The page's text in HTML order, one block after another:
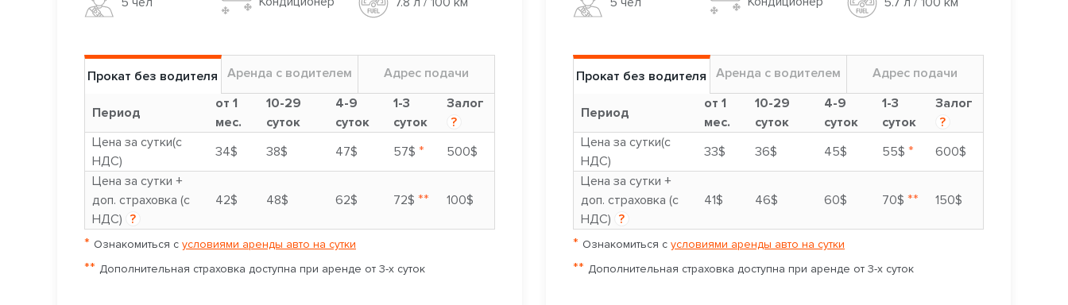
Прокат без водителя Аренда с водителем Адрес подачи
Период
от 1
мес.
10-29
суток
4-9
суток
1-3
суток
Залог
?
Цена за сутки(с
НДС)
34$ 38$ 47$ 57$ *
500$
Цена за сутки +
доп. страховка (с
НДС) ?
42$ 48$ 62$ 72$ ** 100$
* Ознакомиться с условиями аренды авто на сутки
** Дополнительная страховка доступна при аренде от 3-х суток
Прокат без водителя Аренда с водителем Адрес подачи
Период
от 1
мес.
10-29
суток
4-9
суток
1-3
суток
Залог
?
Цена за сутки(с
НДС)
33$ 36$ 45$ 55$ *
600$
Цена за сутки +
доп. страховка (с
НДС) ?
41$ 46$ 60$ 70$ ** 150$
* Ознакомиться с условиями аренды авто на сутки
** Дополнительная страховка доступна при аренде от 3-х суток